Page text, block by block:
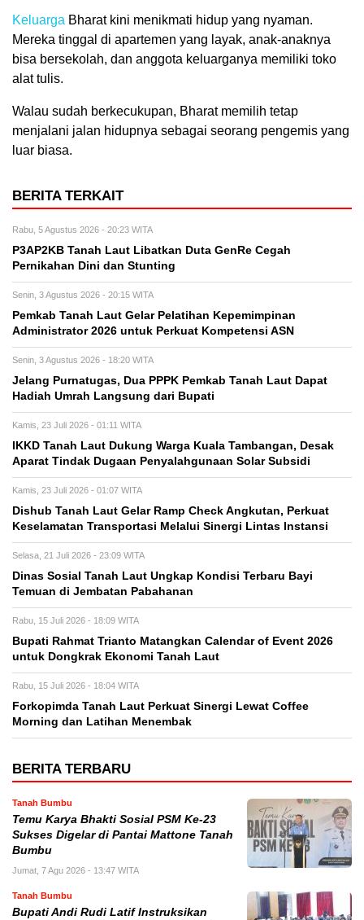
Keluarga Bharat kini menikmati hidup yang nyaman.
Mereka tinggal di apartemen yang layak, anak-anaknya
bisa bersekolah, dan anggota keluarganya memiliki toko
alat tulis.
Walau sudah berkecukupan, Bharat memilih tetap
menjalani jalan hidupnya sebagai seorang pengemis yang
luar biasa.
BERITA TERKAIT
Rabu, 5 Agustus 2026 - 20:23 WITA
P3AP2KB Tanah Laut Libatkan Duta GenRe Cegah
Pernikahan Dini dan Stunting
Senin, 3 Agustus 2026 - 20:15 WITA
Pemkab Tanah Laut Gelar Pelatihan Kepemimpinan
Administrator 2026 untuk Perkuat Kompetensi ASN
Senin, 3 Agustus 2026 - 18:20 WITA
Jelang Purnatugas, Dua PPPK Pemkab Tanah Laut Dapat
Hadiah Umrah Langsung dari Bupati
Kamis, 23 Juli 2026 - 01:11 WITA
IKKD Tanah Laut Dukung Warga Kuala Tambangan, Desak
Aparat Tindak Dugaan Penyalahgunaan Solar Subsidi
Kamis, 23 Juli 2026 - 01:07 WITA
Dishub Tanah Laut Gelar Ramp Check Angkutan, Perkuat
Keselamatan Transportasi Melalui Sinergi Lintas Instansi
Selasa, 21 Juli 2026 - 23:09 WITA
Dinas Sosial Tanah Laut Ungkap Kondisi Terbaru Bayi
Temuan di Jembatan Pabahanan
Rabu, 15 Juli 2026 - 18:09 WITA
Bupati Rahmat Trianto Matangkan Calendar of Event 2026
untuk Dongkrak Ekonomi Tanah Laut
Rabu, 15 Juli 2026 - 18:04 WITA
Forkopimda Tanah Laut Perkuat Sinergi Lewat Coffee
Morning dan Latihan Menembak
BERITA TERBARU
Tanah Bumbu
Temu Karya Bhakti Sosial PSM Ke-23
Sukses Digelar di Pantai Mattone Tanah
Bumbu
Jumat, 7 Agu 2026 - 13:47 WITA
Tanah Bumbu
Bupati Andi Rudi Latif Instruksikan